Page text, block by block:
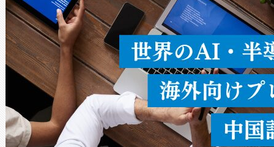
うにします。遠距離まで届く
密度なスキャ […]